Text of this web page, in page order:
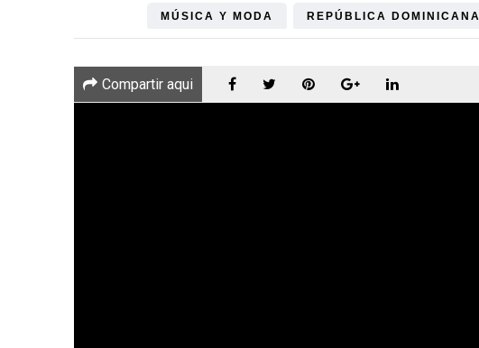
MÚSICA Y MODA REPÚBLICA DOMINICANA
Compartir aqui